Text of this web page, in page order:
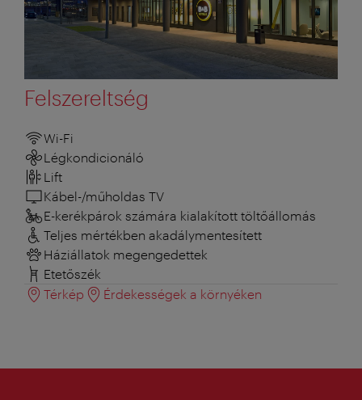
Felszereltség
Wi-Fi
Légkondicionáló
Lift
Kábel-/műholdas TV
E-kerékpárok számára kialakított töltőállomás
Teljes mértékben akadálymentesített
Háziállatok megengedettek
Etetőszék
Térkép
Érdekességek a környéken